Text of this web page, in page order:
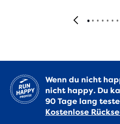
Wenn du nicht
nicht happy. Du
90 Tage lang
Kostenlose